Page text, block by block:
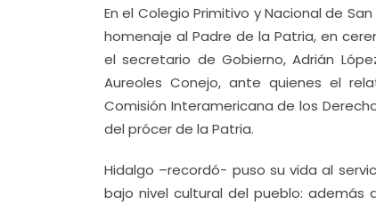
En el Colegio Primitivo y Nacional de
homenaje al Padre de la Patria, en
el secretario de Gobierno, Adrián
Aureoles Conejo, ante quienes el
Comisión Interamericana de los
del prócer de la Patria.
Hidalgo –recordó- puso su vida al
bajo nivel cultural del pueblo: además